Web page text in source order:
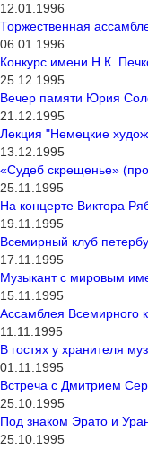
12.01.1996
Торжественная
06.01.1996
Конкурс имени Н.К.
25.12.1995
Вечер памяти Юрия
21.12.1995
Лекция "Немецкие
13.12.1995
«Судеб скрещенье»
25.11.1995
На концерте Виктора
19.11.1995
Всемирный клуб
17.11.1995
Музыкант с мировым
15.11.1995
Ассамблея Всемирного
11.11.1995
В гостях у хранителя
01.11.1995
Встреча с Дмитрием
25.10.1995
Под знаком Эрато и
25.10.1995